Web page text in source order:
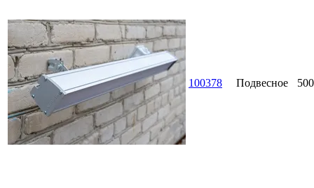
100378 Подвесное